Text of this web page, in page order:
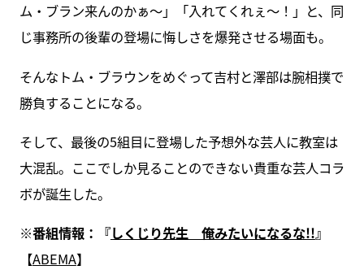
ム・ブラン来んのかぁ〜」「入れてくれぇ〜！」と、同
じ事務所の後輩の登場に悔しさを爆発させる場面も。
そんなトム・ブラウンをめぐって吉村と澤部は腕相撲で
勝負することになる。
そして、最後の5組目に登場した予想外な芸人に教室は
大混乱。ここでしか見ることのできない貴重な芸人コラ
ボが誕生した。
※番組情報：『しくじり先生 俺みたいになるな!!』
【ABEMA】